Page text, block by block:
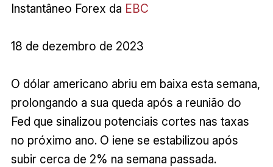
Instantâneo Forex da EBC
18 de dezembro de 2023
O dólar americano abriu em baixa esta semana,
prolongando a sua queda após a reunião do
Fed que sinalizou potenciais cortes nas taxas
no próximo ano. O iene se estabilizou após
subir cerca de 2% na semana passada.